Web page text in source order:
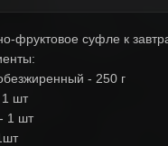
фруктовое суфле к
- 250 г
шт
1 шт